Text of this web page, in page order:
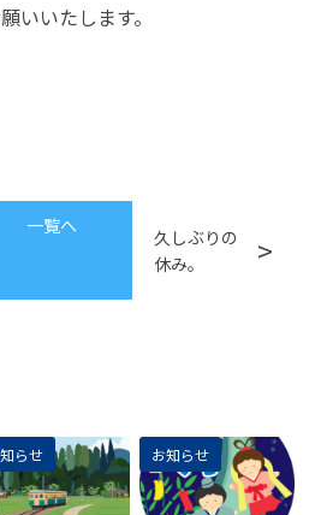
いいたします。
一覧へ
久しぶりの
休み。
らせ お知らせ